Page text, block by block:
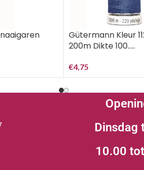
Gütermann Kleur
200m Dikte 100…..
€4,75
Dinsdag
10.00